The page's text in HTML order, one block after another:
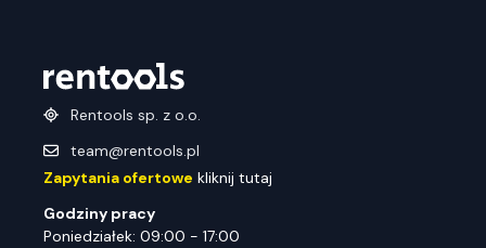
Rentools sp. z o.o.
team@rentools.pl
Zapytania ofertowe kliknij tutaj
Godziny pracy
Poniedziałek: 09:00 - 17:00